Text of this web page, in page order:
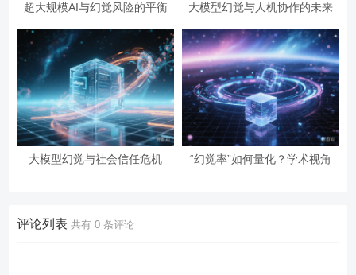
超大规模AI与幻觉风险的平衡 大模型幻觉与人机协作的未来
大模型幻觉与社会信任危机 “幻觉率”如何量化？学术视角
评论列表 共有 0 条评论